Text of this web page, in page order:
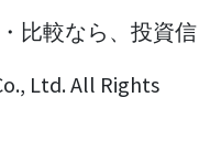
比較なら、投資信
Ltd. All Rights